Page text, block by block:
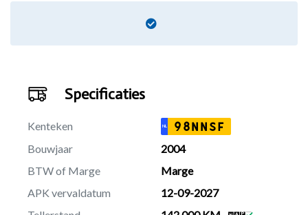
Specificaties
Kenteken NL 98NNSF
Bouwjaar
2004
BTW of Marge
Marge
APK vervaldatum
12-09-2027